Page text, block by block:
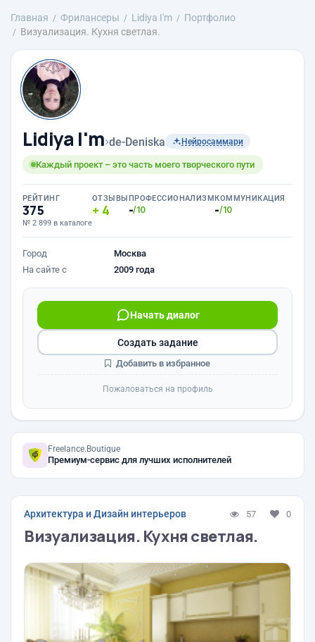
Главная Фрилансеры Lidiya I'm
Портфолио
Визуализация. Кухня светлая.
Lidiya I'm›de-Deniska Нейросаммари
Каждый проект – это часть моего творческого пути
РЕЙТИНГ
375
№ 2 899 в каталоге
ОТЗЫВЫ
4
ПРОФЕССИОНАЛИЗМ
-/10
КОММУНИКАЦИЯ
-/10
Город
Москва
На сайте с
2009 года
Начать диалог
Создать задание
Добавить в избранное
Пожаловаться на профиль
Freelance.Boutique
Премиум-сервис для лучших исполнителей
Архитектура и Дизайн интерьеров 57 0
Визуализация. Кухня светлая.